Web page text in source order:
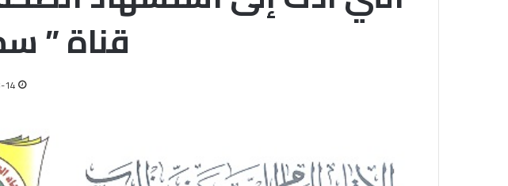
قناة ”
14